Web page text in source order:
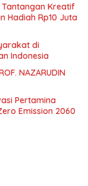
Tantangan Kreatif
Hadiah Rp10 Juta
di
Indonesia
NAZARUDIN
Pertamina
Emission 2060